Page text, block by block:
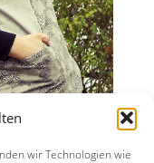
wir Technologien wie